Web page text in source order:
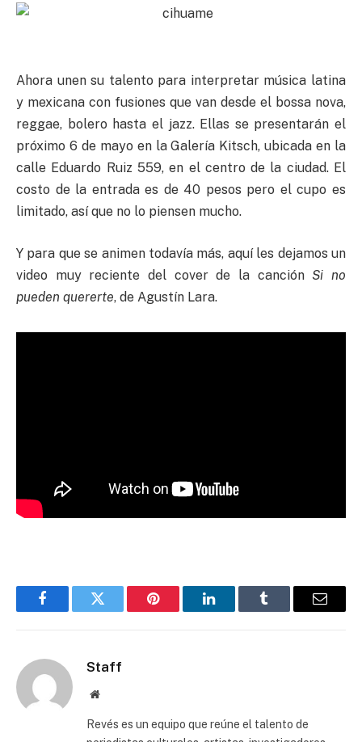
Ahora unen su talento para interpretar música latina
y mexicana con fusiones que van desde el bossa nova,
reggae, bolero hasta el jazz. Ellas se presentarán el
próximo 6 de mayo en la Galería Kitsch, ubicada en la
calle Eduardo Ruiz 559, en el centro de la ciudad. El
costo de la entrada es de 40 pesos pero el cupo es
limitado, así que no lo piensen mucho.
Y para que se animen todavía más, aquí les dejamos un
video muy reciente del cover de la canción Si no
pueden quererte, de Agustín Lara.
FacebookTwitter Pinterest LinkedInTumblr Email
Staff
Website
Revés es un equipo que reúne el talento de